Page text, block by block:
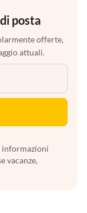
posta
offerte,
attuali.
informazioni
vacanze,